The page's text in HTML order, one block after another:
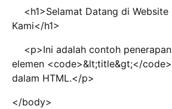
<h1>Selamat Datang di Website
Kami</h1>
<p>Ini adalah contoh penerapan
elemen <code>&lt;title&gt;</code>
dalam HTML.</p>
</body>